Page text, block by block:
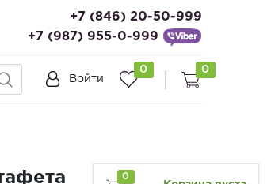
+7 (846) 20-50-999
+7 (987) 955-0-999
Войти
0 0
0